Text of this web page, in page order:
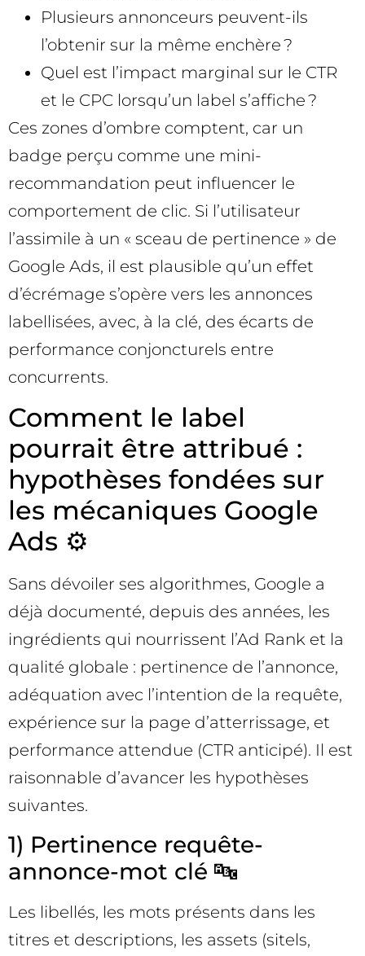
Plusieurs annonceurs peuvent-ils
l’obtenir sur la même enchère ?
Quel est l’impact marginal sur le CTR
et le CPC lorsqu’un label s’affiche ?
Ces zones d’ombre comptent, car un
badge perçu comme une mini-
recommandation peut influencer le
comportement de clic. Si l’utilisateur
l’assimile à un « sceau de pertinence » de
Google Ads, il est plausible qu’un effet
d’écrémage s’opère vers les annonces
labellisées, avec, à la clé, des écarts de
performance conjoncturels entre
concurrents.
Comment le label
pourrait être attribué :
hypothèses fondées sur
les mécaniques Google
Ads ⚙️
Sans dévoiler ses algorithmes, Google a
déjà documenté, depuis des années, les
ingrédients qui nourrissent l’Ad Rank et la
qualité globale : pertinence de l’annonce,
adéquation avec l’intention de la requête,
expérience sur la page d’atterrissage, et
performance attendue (CTR anticipé). Il est
raisonnable d’avancer les hypothèses
suivantes.
1) Pertinence requête-
annonce-mot clé 🔤
Les libellés, les mots présents dans les
titres et descriptions, les assets (sitels,